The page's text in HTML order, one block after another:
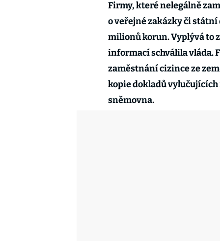
Firmy, které nelegálně
o veřejné zakázky či
milionů korun. Vyplývá to
informací schválila vláda.
zaměstnání cizince ze
kopie dokladů
sněmovna.